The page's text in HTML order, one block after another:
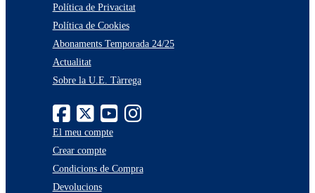
Política de Privacitat
Política de Cookies
Abonaments Temporada 24/25
Actualitat
Sobre la U.E. Tàrrega
El meu compte
Crear compte
Condicions de Compra
Devolucions